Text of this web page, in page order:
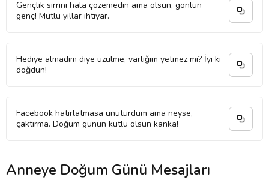
Gençlik sırrını hala çözemedin ama olsun, gönlün
genç! Mutlu yıllar ihtiyar.
Hediye almadım diye üzülme, varlığım yetmez mi? İyi ki
doğdun!
Facebook hatırlatmasa unuturdum ama neyse,
çaktırma. Doğum günün kutlu olsun kanka!
Anneye Doğum Günü Mesajları